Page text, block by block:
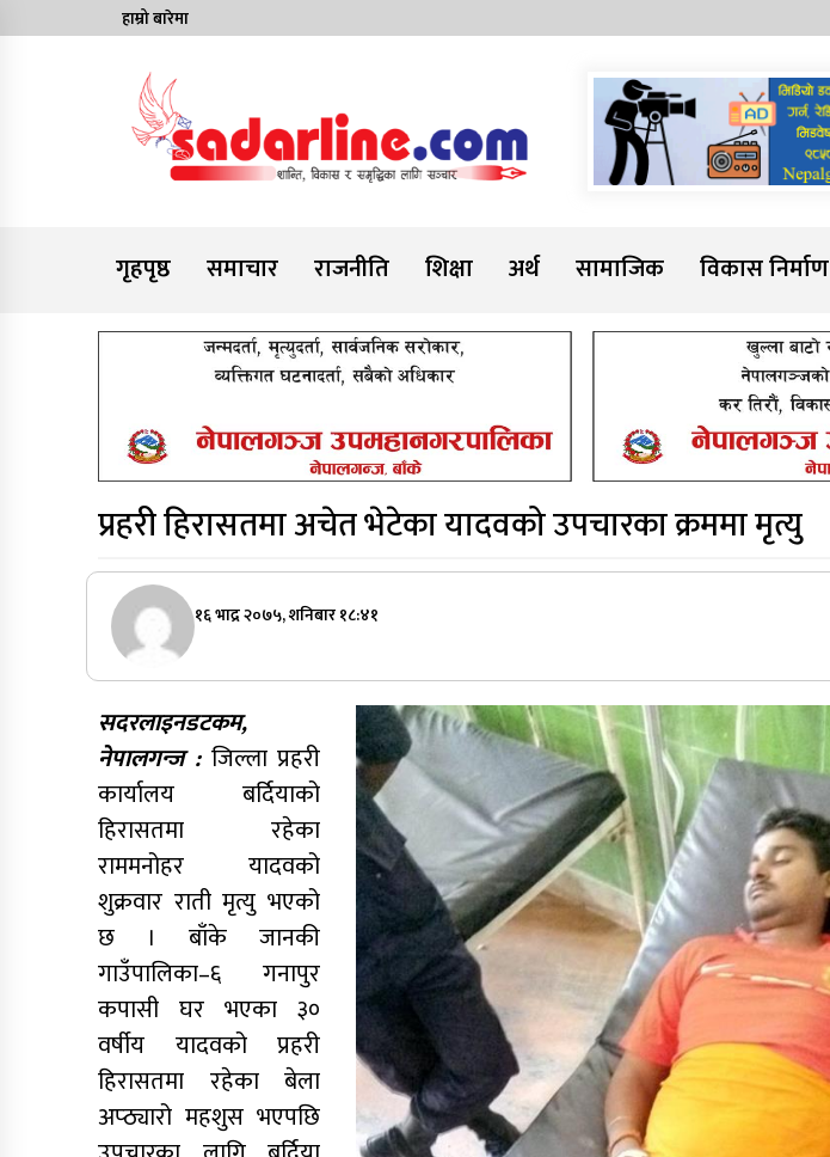
to
हाम्रो बारेमा
Sadarline
गृहपृष्ठ
समाचार राजनीति शिक्षा अर्थ सामाजिक विकास निर्माण
प्रहरी हिरासतमा अचेत भेटेका यादवको उपचारका क्रममा मृत्यु
१६ भाद्र २०७५, शनिबार १८:४१
सदरलाइनडटकम,
नेपालगन्ज :जिल्ला प्रहरी
कार्यालय बर्दियाको
हिरासतमा रहेका
राममनोहर यादवको
शुक्रवार राती मृत्यु भएको
छ । बाँके जानकी
गाउँपालिका–६ गनापुर
कपासी घर भएका ३०
वर्षीय यादवको प्रहरी
हिरासतमा रहेका बेला
अप्ठ्यारो महशुस भएपछि